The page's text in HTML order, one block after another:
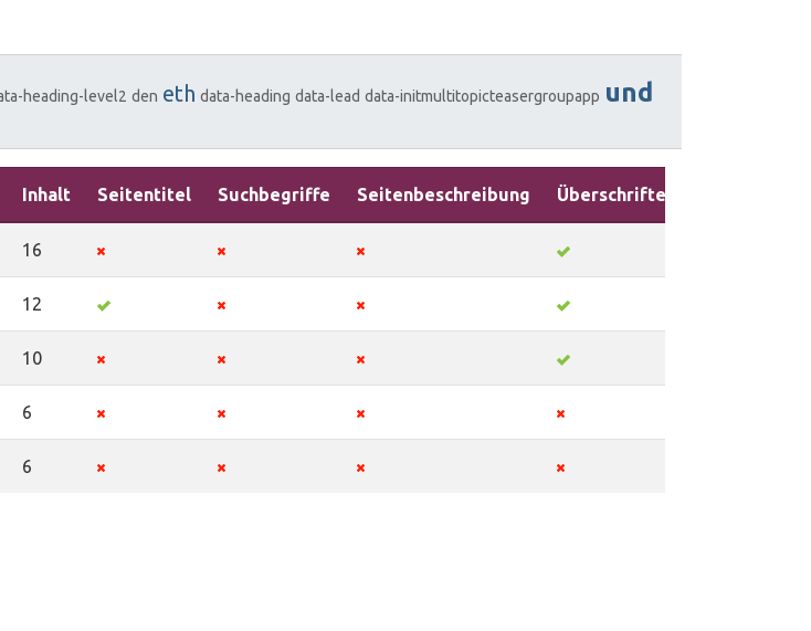
heading-level2 den eth data-heading data-lead data-initmultitopicteasergroupapp und
Inhalt Seitentitel Suchbegriffe Seitenbeschreibung Überschriften
16
12
10
6
6